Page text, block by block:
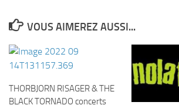
VOUS AIMEREZ AUSSI...
THORBJORN RISAGER & THE
BLACK TORNADO concerts